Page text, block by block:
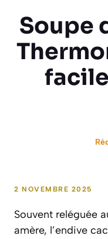
Soupe
2 NOVEMBRE 2025
Souvent reléguée
amère, l’endive